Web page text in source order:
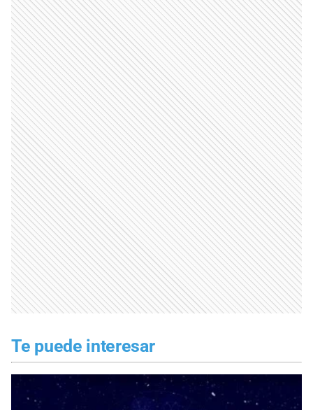
Te puede interesar